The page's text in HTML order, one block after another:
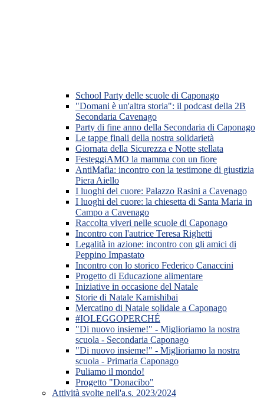
School Party delle scuole di Caponago
"Domani è un'altra storia": il podcast della 2B
Secondaria Cavenago
Party di fine anno della Secondaria di Caponago
Le tappe finali della nostra solidarietà
Giornata della Sicurezza e Notte stellata
FesteggiAMO la mamma con un fiore
AntiMafia: incontro con la testimone di giustizia
Piera Aiello
I luoghi del cuore: Palazzo Rasini a Cavenago
I luoghi del cuore: la chiesetta di Santa Maria in
Campo a Cavenago
Raccolta viveri nelle scuole di Caponago
Incontro con l'autrice Teresa Righetti
Legalità in azione: incontro con gli amici di
Peppino Impastato
Incontro con lo storico Federico Canaccini
Progetto di Educazione alimentare
Iniziative in occasione del Natale
Storie di Natale Kamishibai
Mercatino di Natale solidale a Caponago
#IOLEGGOPERCHÉ
"Di nuovo insieme!" - Miglioriamo la nostra
scuola - Secondaria Caponago
"Di nuovo insieme!" - Miglioriamo la nostra
scuola - Primaria Caponago
Puliamo il mondo!
Progetto "Donacibo"
Attività svolte nell'a.s. 2023/2024